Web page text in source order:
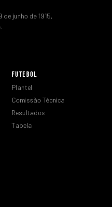
de junho de 1915,
FUTEBOL
Plantel
Comissão Técnica
Resultados
Tabela